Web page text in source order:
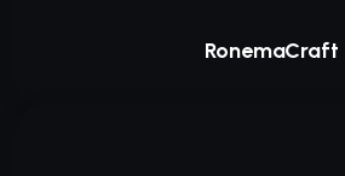
RonemaCraft